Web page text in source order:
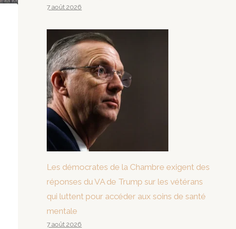
7 août 2026
Les démocrates de la Chambre exigent des
réponses du VA de Trump sur les vétérans
qui luttent pour accéder aux soins de santé
mentale
7 août 2026